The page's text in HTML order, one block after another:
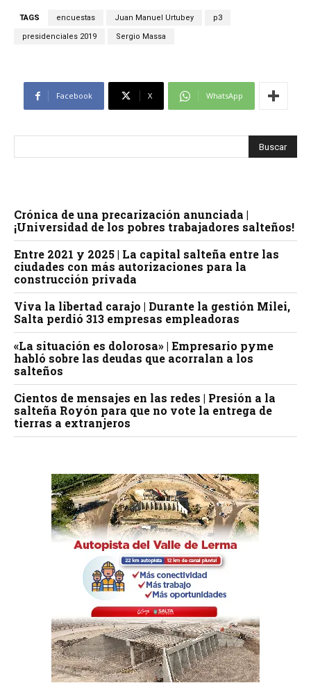
TAGS encuestas Juan Manuel Urtubey p3
presidenciales 2019 Sergio Massa
Facebook X WhatsApp
Crónica de una precarización anunciada |
¡Universidad de los pobres trabajadores salteños!
Entre 2021 y 2025 | La capital salteña entre las
ciudades con más autorizaciones para la
construcción privada
Viva la libertad carajo | Durante la gestión Milei,
Salta perdió 313 empresas empleadoras
«La situación es dolorosa» | Empresario pyme
habló sobre las deudas que acorralan a los
salteños
Cientos de mensajes en las redes | Presión a la
salteña Royón para que no vote la entrega de
tierras a extranjeros